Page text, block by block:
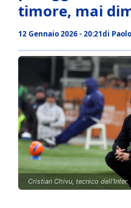
timore, mai
12 Gennaio 2026 - 20:21di
Cristian Chivu, tecnico dell'Inter